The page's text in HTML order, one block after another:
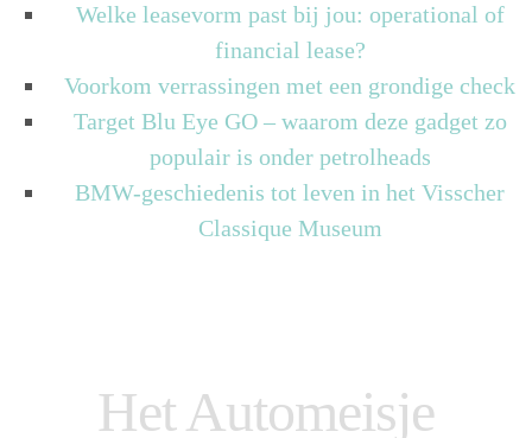
Welke leasevorm past bij jou: operational of
financial lease?
Voorkom verrassingen met een grondige check
Target Blu Eye GO – waarom deze gadget zo
populair is onder petrolheads
BMW-geschiedenis tot leven in het Visscher
Classique Museum
Het Automeisje